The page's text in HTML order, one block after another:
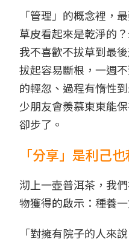
「管理」的概念裡，
草皮看起來是乾淨的
我不喜歡不拔草到最
拔起容易斷根，一週
的輕忽、過程有惰性
少朋友會羨慕東東能
卻步了。
「分享」是利己
沏上一壺普洱茶，我
物獲得的啟示：種養
「對擁有院子的人來